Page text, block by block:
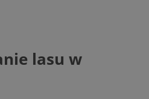
lasu w